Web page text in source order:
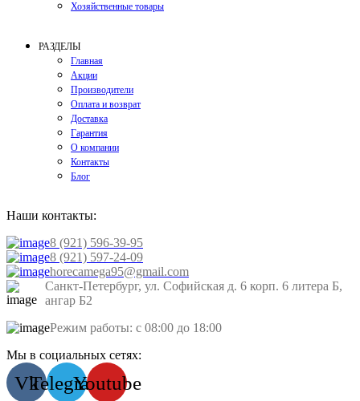
Хозяйственные товары
РАЗДЕЛЫ
Главная
Акции
Производители
Оплата и возврат
Доставка
Гарантия
О компании
Контакты
Блог
Наши контакты:
8 (921) 596-39-95
8 (921) 597-24-09
horecamega95@gmail.com
Санкт-Петербург, ул. Софийская д. 6 корп. 6 литера Б,
ангар Б2
Режим работы: с 08:00 до 18:00
Мы в социальных сетях:
VkTelegramYoutube